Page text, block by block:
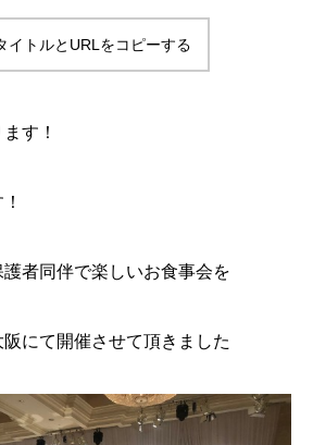
イトルとURLをコピーする
す！
者同伴で楽しいお食事会を
にて開催させて頂きました